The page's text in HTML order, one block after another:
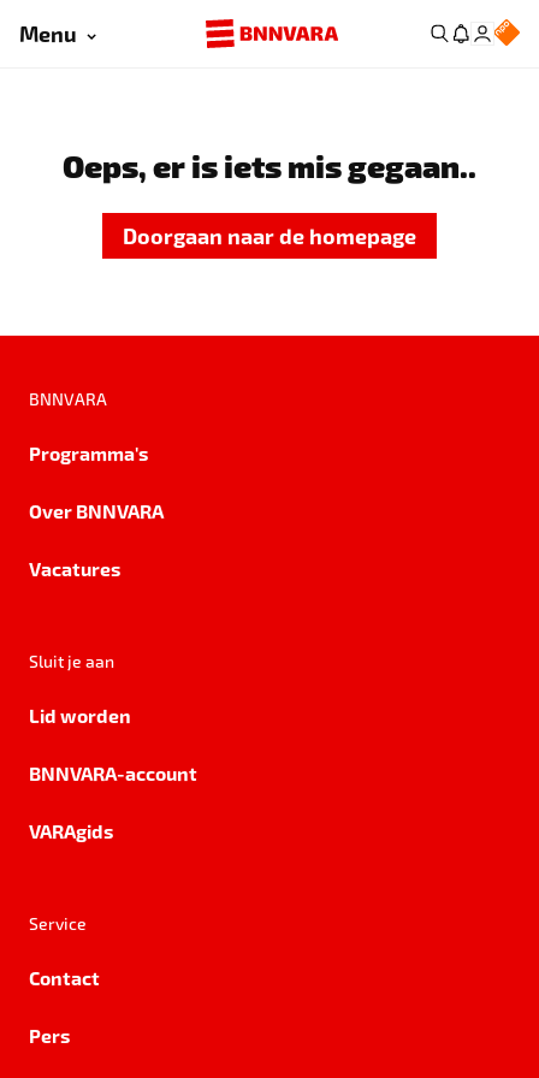
Menu
Oeps, er is iets mis gegaan..
Doorgaan naar de homepage
BNNVARA
Programma's
Over BNNVARA
Vacatures
Sluit je aan
Lid worden
BNNVARA-account
VARAgids
Service
Contact
Pers